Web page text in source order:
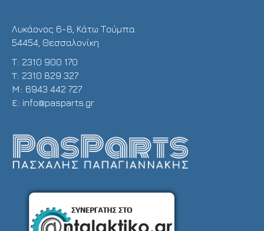
Λυκάονος 6-8, Κάτω Τούμπα
54454, Θεσσαλονίκη
Τ: 2310 900 170
T: 2310 829 327
Μ: 6943 442 727
E: info@pasparts.gr